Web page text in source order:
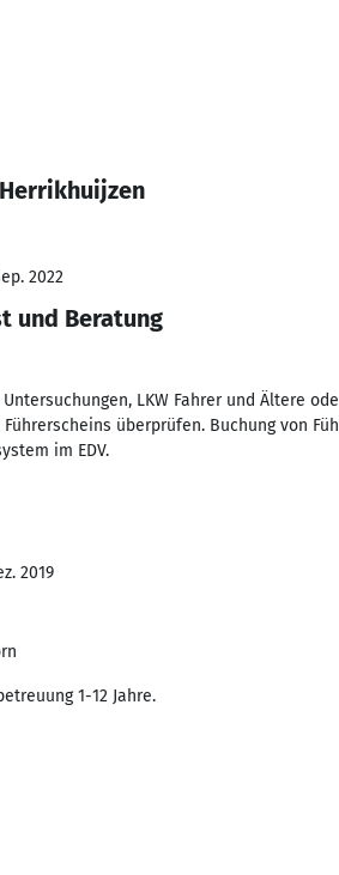
2022
und Beratung
LKW Fahrer und Ältere
überprüfen. Buchung von
im EDV.
2019
1-12 Jahre.